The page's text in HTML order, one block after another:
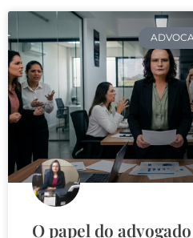
O papel do